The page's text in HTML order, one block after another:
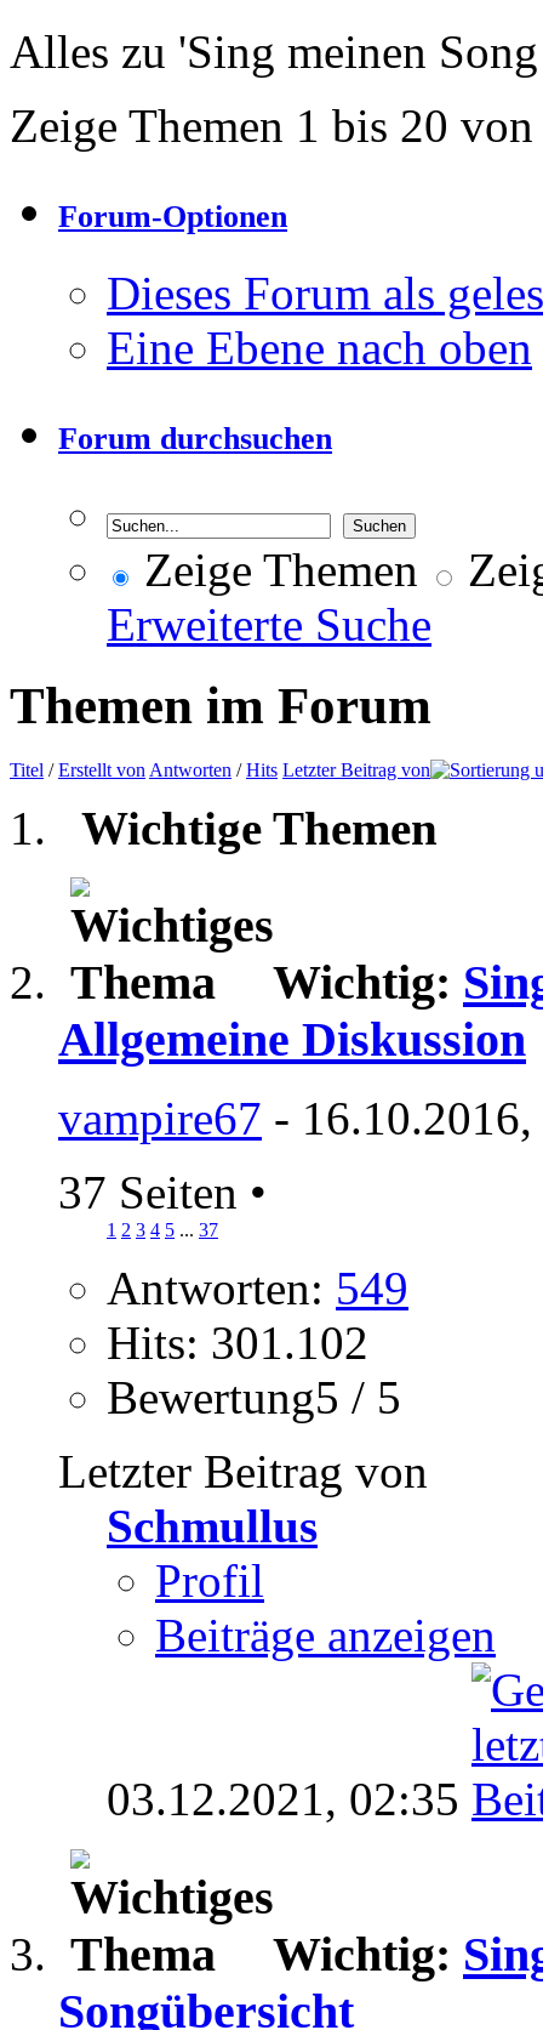
Alles zu 'Sing meinen
Zeige Themen 1 bis 20
Forum-Optionen
Dieses Forum als
Eine Ebene nach oben
Forum durchsuchen
Zeige Themen
Erweiterte Suche
Themen im Forum
Titel /Erstellt von Antworten /Hits Letzter Beitrag von
Wichtige Themen
Wichtig:
Allgemeine Diskussion
vampire67 -
37 Seiten •
1 2 3 4 5 ... 37
Antworten: 549
Hits: 301.102
Bewertung5 / 5
Letzter Beitrag von
Schmullus
Profil
Beiträge anzeigen
03.12.2021, 02:35
Wichtig:
Songübersicht